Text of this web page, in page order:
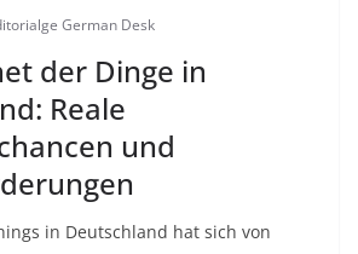
German Desk
der Dinge in
Reale
und
in Deutschland hat sich von